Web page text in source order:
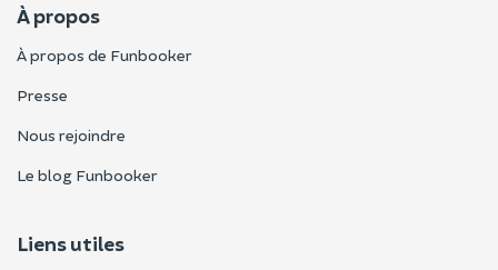
À propos
À propos de Funbooker
Presse
Nous rejoindre
Le blog Funbooker
Liens utiles